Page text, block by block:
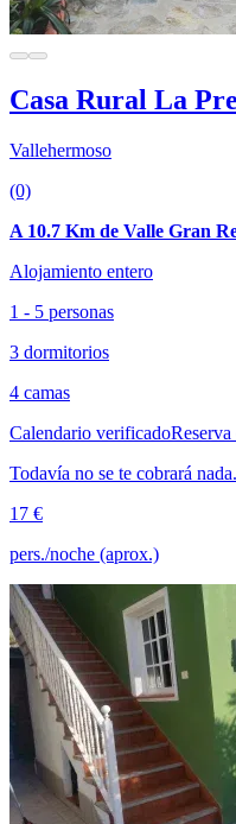
Casa Rural La
Vallehermoso
(0)
A 10.7 Km de Valle Gran
Alojamiento entero
1 - 5 personas
3 dormitorios
4 camas
Calendario verificado
Todavía no se te cobrará nada.
17 €
pers./noche (aprox.)